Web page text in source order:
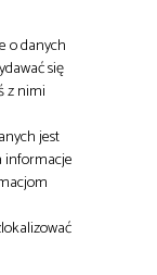
o danych
się
z nimi
jest
informacje